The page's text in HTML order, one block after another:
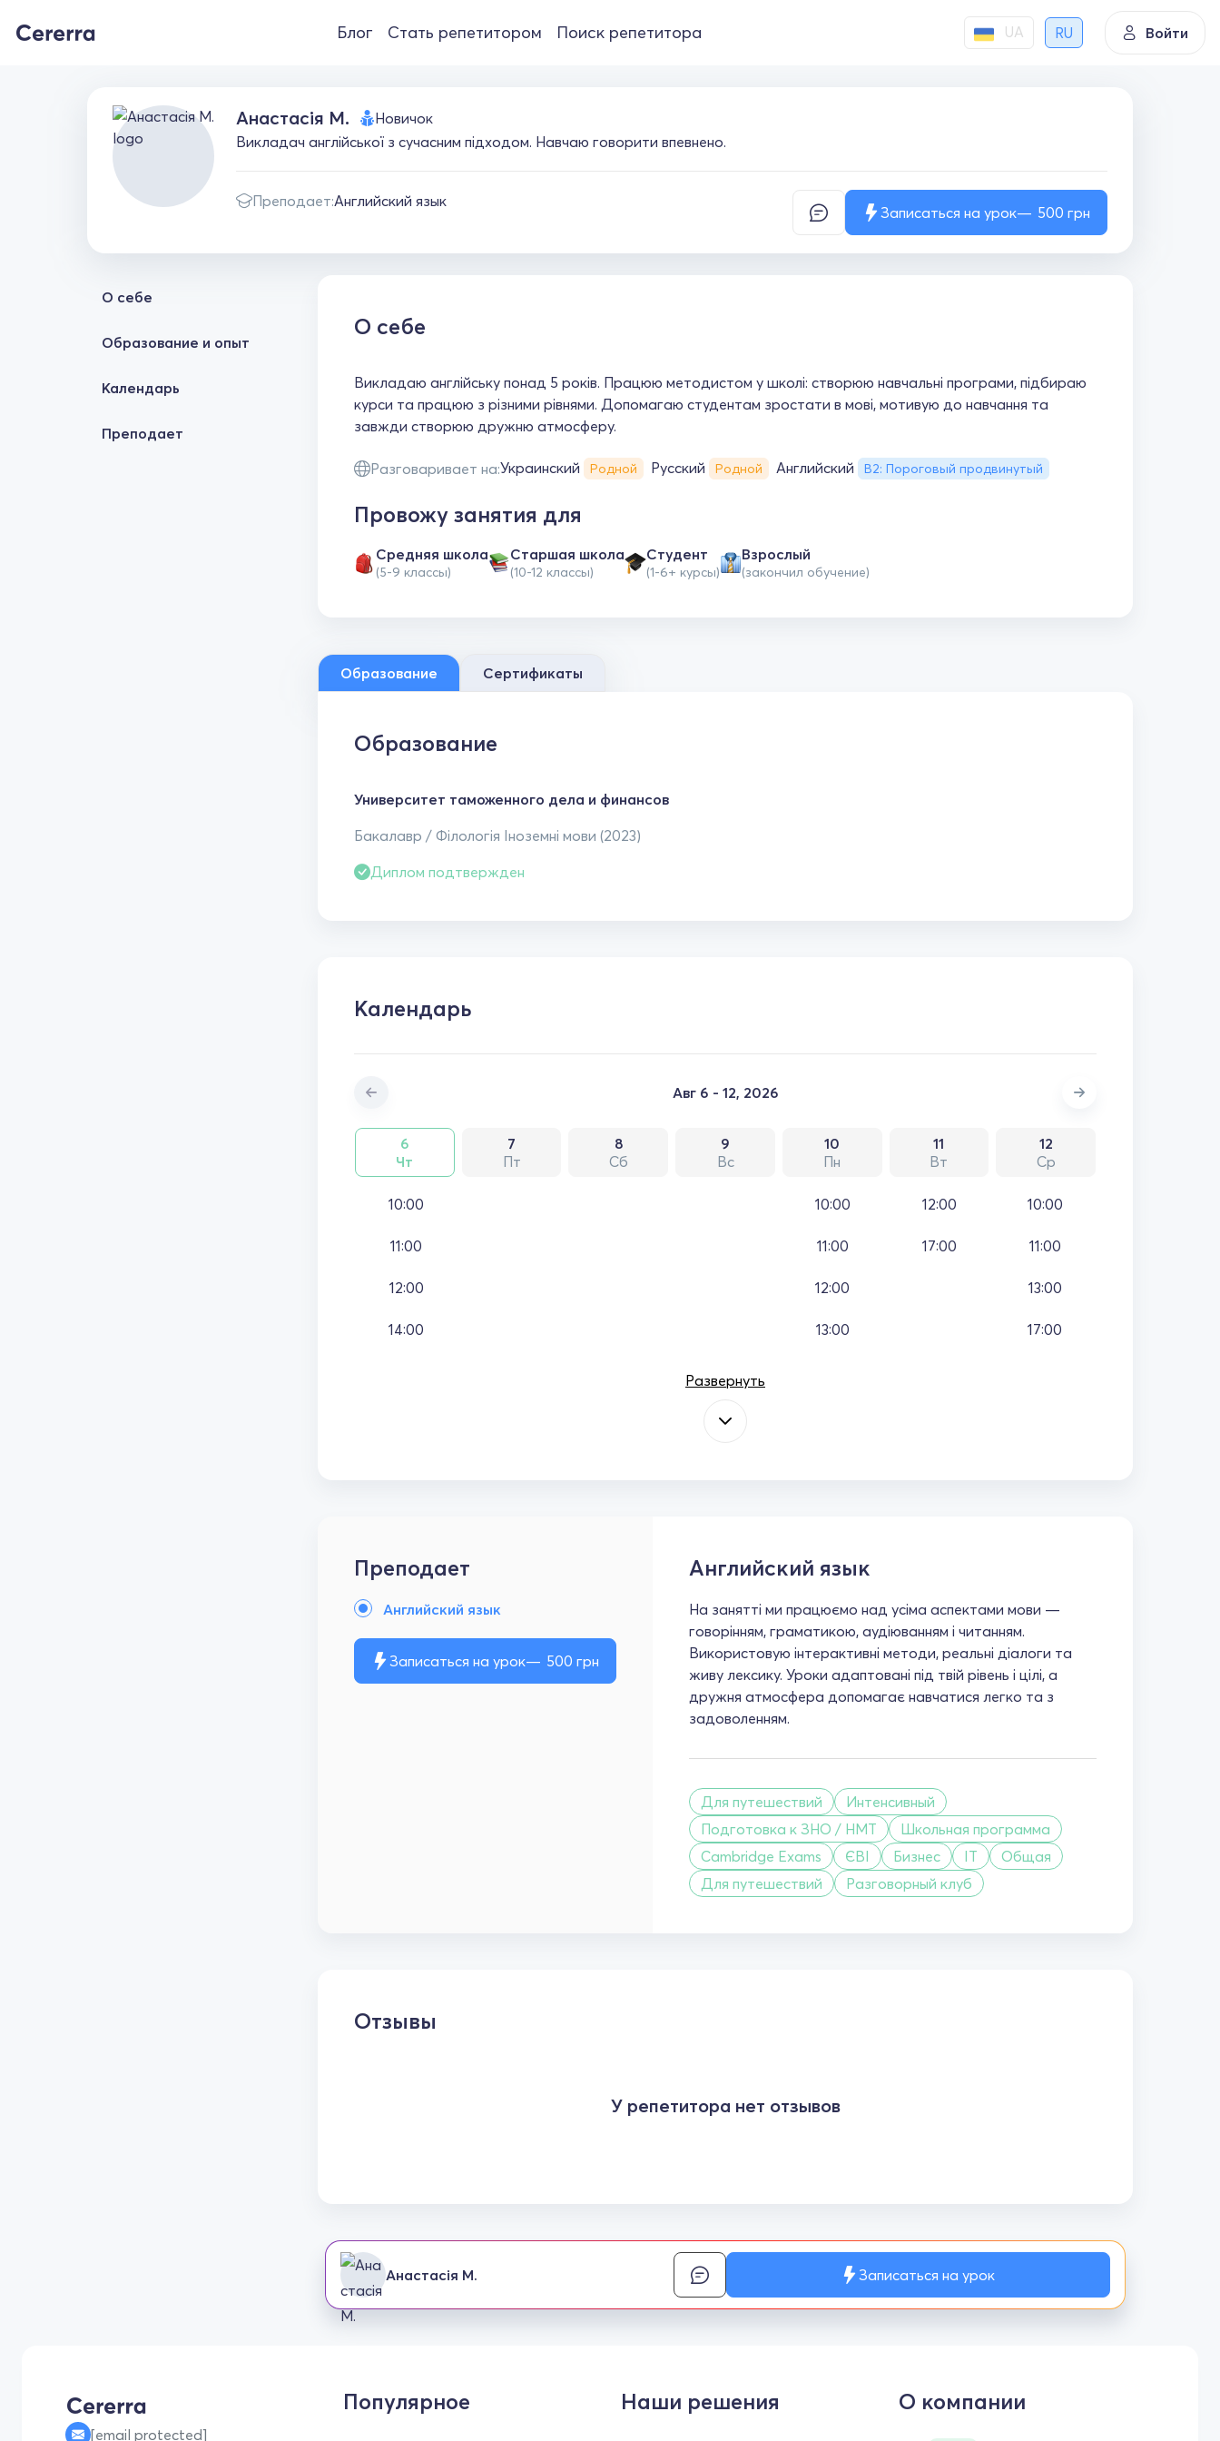
Блог Стать репетитором Поиск репетитора UA RU Войти
Анастасія М.
Новичок
Викладач англійської з сучасним підходом. Навчаю говорити впевнено.
Преподает:Английский язык
Записаться на урок 500 грн
О себе
Образование и опыт
Календарь
Преподает
О себе
Викладаю англійську понад 5 років. Працюю методистом у школі: створюю навчальні програми, підбираю
курси та працюю з різними рівнями. Допомагаю студентам зростати в мові, мотивую до навчання та
завжди створюю дружню атмосферу.
Разговаривает на:Украинский Родной Русский Родной Английский B2: Пороговый продвинутый
Провожу занятия для
Средняя школа
(5-9 классы)
Cтаршая школа
(10-12 классы)
Студент
(1-6+ курсы)
Взрослый
(закончил обучение)
Образование Сертификаты
Образование
Университет таможенного дела и финансов
Бакалавр / Філологія Іноземні мови (2023)
Диплом подтвержден
Календарь
Авг 6 - 12, 2026
6
Чт
7
Пт
8
Сб
9
Вс
10
Пн
11
Вт
12
Ср
10:00
11:00
12:00
14:00
10:00
11:00
12:00
13:00
12:00
17:00
10:00
11:00
13:00
17:00
Развернуть
Преподает
Английский язык
Записаться на урок 500 грн
Английский язык
На занятті ми працюємо над усіма аспектами мови —
говорінням, граматикою, аудіюванням і читанням.
Використовую інтерактивні методи, реальні діалоги та
живу лексику. Уроки адаптовані під твій рівень і цілі, а
дружня атмосфера допомагає навчатися легко та з
задоволенням.
Для путешествий
Интенсивный
Подготовка к ЗНО / НМТ
Школьная программа
Cambridge Exams
ЄВІ Бизнес IT
Общая
Для путешествий
Разговорный клуб
Отзывы
У репетитора нет отзывов
Анастасія М. Записаться на урок
[email protected]
Популярное Наши решения О компании